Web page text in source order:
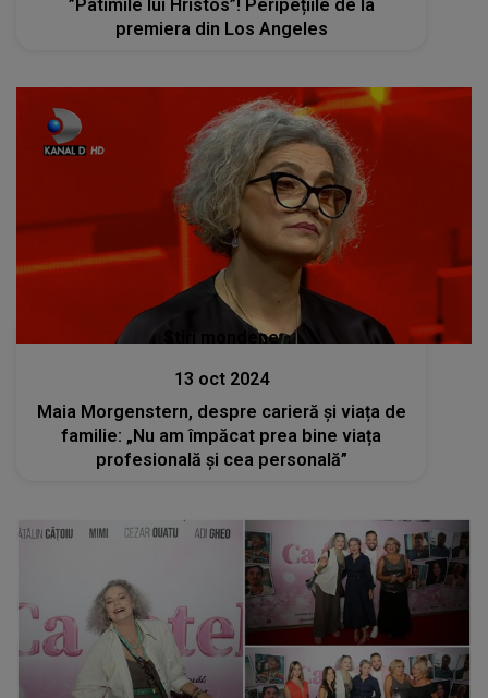
”Patimile lui Hristos”! Peripețiile de la
premiera din Los Angeles
Stiri mondene
13 oct 2024
Maia Morgenstern, despre carieră și viața de
familie: „Nu am împăcat prea bine viața
profesională și cea personală”